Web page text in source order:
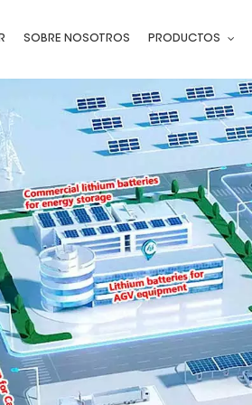
SOBRE NOSOTROS PRODUCTOS